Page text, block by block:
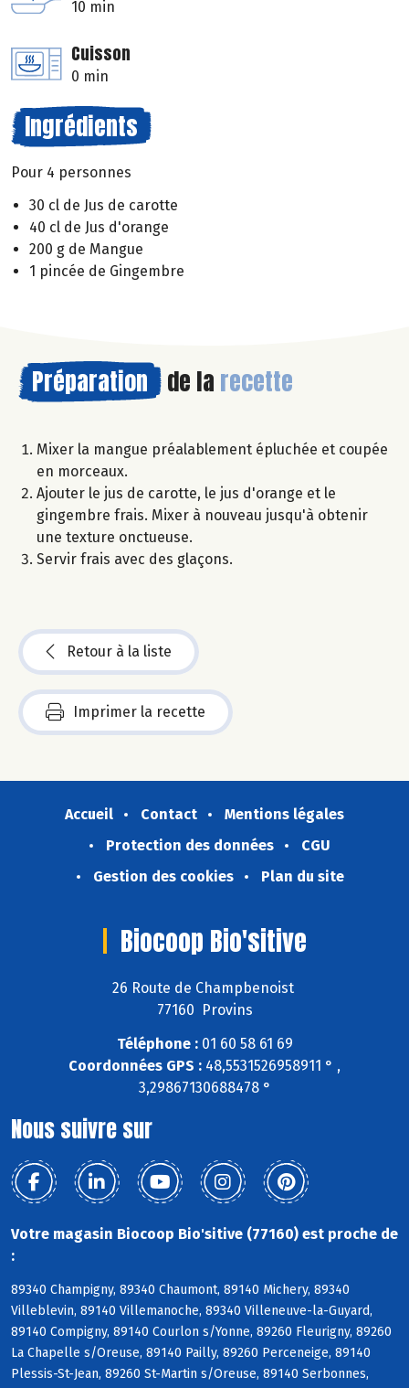
10 min
Cuisson
0 min
Ingrédients
Pour 4 personnes
30 cl de Jus de carotte
40 cl de Jus d'orange
200 g de Mangue
1 pincée de Gingembre
Préparation de la recette
Mixer la mangue préalablement épluchée et coupée
en morceaux.
Ajouter le jus de carotte, le jus d'orange et le
gingembre frais. Mixer à nouveau jusqu'à obtenir
une texture onctueuse.
Servir frais avec des glaçons.
Retour à la liste
Imprimer la recette
Accueil Contact
Mentions légales
Protection des données
CGU
Gestion des cookies
Plan du site
Biocoop Bio'sitive
26 Route de Champbenoist
77160 Provins
Téléphone :01 60 58 61 69
Coordonnées GPS : 48,5531526958911 ° ,
3,29867130688478 °
Nous suivre sur
Votre magasin Biocoop Bio'sitive (77160) est proche de
:
89340 Champigny, 89340 Chaumont, 89140 Michery, 89340
Villeblevin, 89140 Villemanoche, 89340 Villeneuve-la-Guyard,
89140 Compigny, 89140 Courlon s/Yonne, 89260 Fleurigny, 89260
La Chapelle s/Oreuse, 89140 Pailly, 89260 Perceneige, 89140
Plessis-St-Jean, 89260 St-Martin s/Oreuse, 89140 Serbonnes,